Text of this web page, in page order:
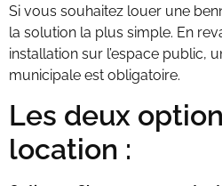
Si vous souhaitez louer une
la solution la plus simple. En
installation sur l’espace public,
municipale est obligatoire.
Les deux
location :